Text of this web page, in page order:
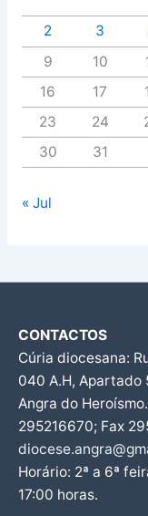
2
3
9
10
16
17
23
24
30
31
« Jul
CONTACTOS
Cúria diocesana:
040 A.H, Apartado
Angra do Heroísmo.
295216670; Fax
Horário: 2ª a 6ª
17:00 horas.